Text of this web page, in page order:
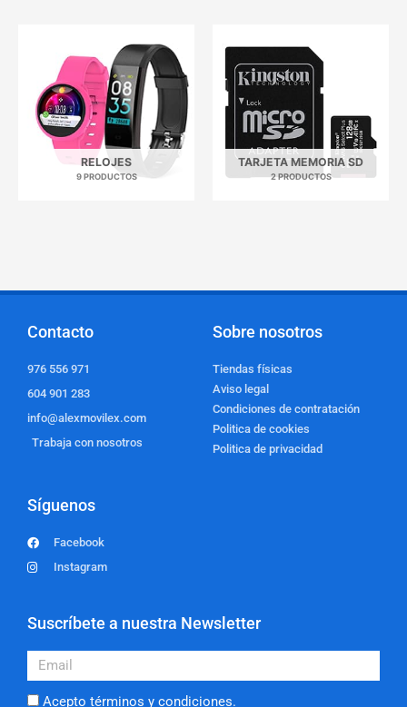
RELOJES
9 PRODUCTOS
TARJETA MEMORIA SD
2 PRODUCTOS
Contacto
976 556 971
604 901 283
info@alexmovilex.com
Trabaja con nosotros
Sobre nosotros
Tiendas físicas
Aviso legal
Condiciones de contratación
Politica de cookies
Politica de privacidad
Síguenos
Facebook
Instagram
Suscríbete a nuestra Newsletter
Email
Acepto términos y condiciones.